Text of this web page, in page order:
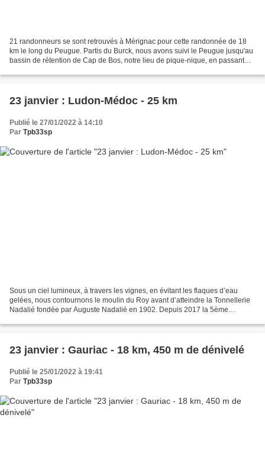
21 randonneurs se sont retrouvés à Mérignac pour cette randonnée de 18
km le long du Peugue. Partis du Burck, nous avons suivi le Peugue jusqu'au
bassin de rétention de Cap de Bos, notre lieu de pique-nique, en passant
23 janvier : Ludon-Médoc - 25 km
Publié le 27/01/2022 à 14:10
Par Tpb33sp
Sous un ciel lumineux, à travers les vignes, en évitant les flaques d’eau
gelées, nous contournons le moulin du Roy avant d’atteindre la Tonnellerie
Nadalié fondée par Auguste Nadalié en 1902. Depuis 2017 la 5ème
23 janvier : Gauriac - 18 km, 450 m de dénivelé
Publié le 25/01/2022 à 19:41
Par Tpb33sp